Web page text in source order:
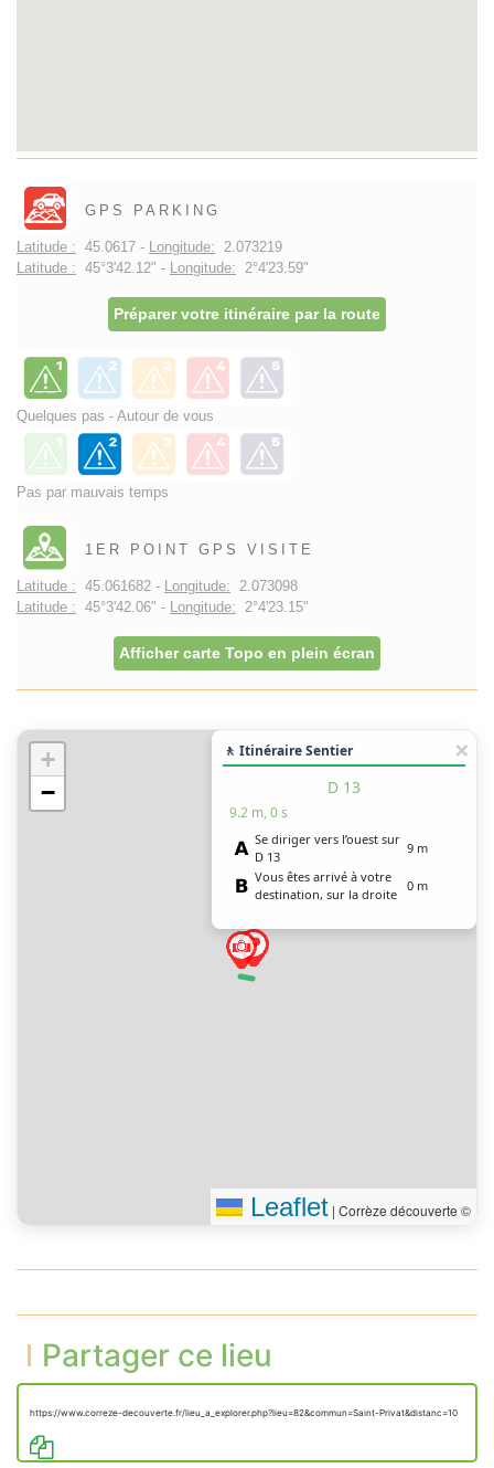
GPS PARKING
Latitude : 45.0617 - Longitude: 2.073219
Latitude : 45°3'42.12" - Longitude: 2°4'23.59"
Préparer votre itinéraire par la route
Quelques pas - Autour de vous
Pas par mauvais temps
1ER POINT GPS VISITE
Latitude : 45.061682 - Longitude: 2.073098
Latitude : 45°3'42.06" - Longitude: 2°4'23.15"
Afficher carte Topo en plein écran
+
−
🚶 Itinéraire Sentier
D 13
9.2 m, 0 s
Se diriger vers l’ouest sur
D 13
9 m
Vous êtes arrivé à votre
destination, sur la droite
0 m
Leaflet | Corrèze découverte ©
Partager ce lieu
https://www.correze-decouverte.fr/lieu_a_explorer.php?lieu=82&commun=Saint-Privat&distanc=10